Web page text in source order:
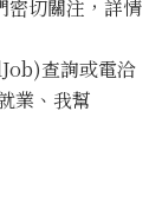
密切關注，詳情
查詢或電洽
業、我幫